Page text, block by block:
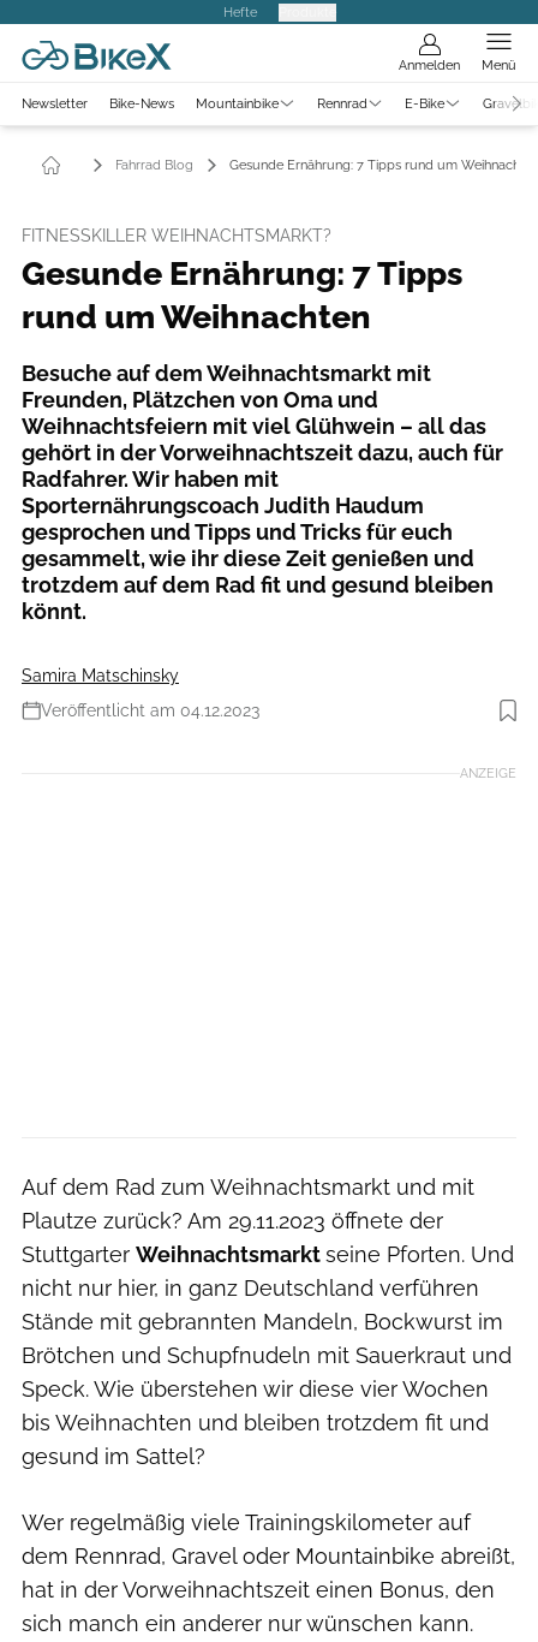
Hefte
Anmelden Menü
Newsletter Bike-News Mountainbike Rennrad E-Bike
Fahrrad Blog Gesunde Ernährung: 7 Tipps rund um Weihnachten
FITNESSKILLER WEIHNACHTSMARKT?
Gesunde Ernährung: 7 Tipps
rund um Weihnachten
Besuche auf dem Weihnachtsmarkt mit
Freunden, Plätzchen von Oma und
Weihnachtsfeiern mit viel Glühwein – all das
gehört in der Vorweihnachtszeit dazu, auch für
Radfahrer. Wir haben mit
Sporternährungscoach Judith Haudum
gesprochen und Tipps und Tricks für euch
gesammelt, wie ihr diese Zeit genießen und
trotzdem auf dem Rad fit und gesund bleiben
könnt.
Samira Matschinsky
Veröffentlicht am 04.12.2023
Foto: Getty Images: Flux Factory
ANZEIGE
Auf dem Rad zum Weihnachtsmarkt und mit
Plautze zurück? Am 29.11.2023 öffnete der
Stuttgarter Weihnachtsmarktseine Pforten. Und
nicht nur hier, in ganz Deutschland verführen
Stände mit gebrannten Mandeln, Bockwurst im
Brötchen und Schupfnudeln mit Sauerkraut und
Speck. Wie überstehen wir diese vier Wochen
bis Weihnachten und bleiben trotzdem fit und
gesund im Sattel?
Wer regelmäßig viele Trainingskilometer auf
dem Rennrad, Gravel oder Mountainbike abreißt,
hat in der Vorweihnachtszeit einen Bonus, den
sich manch ein anderer nur wünschen kann.